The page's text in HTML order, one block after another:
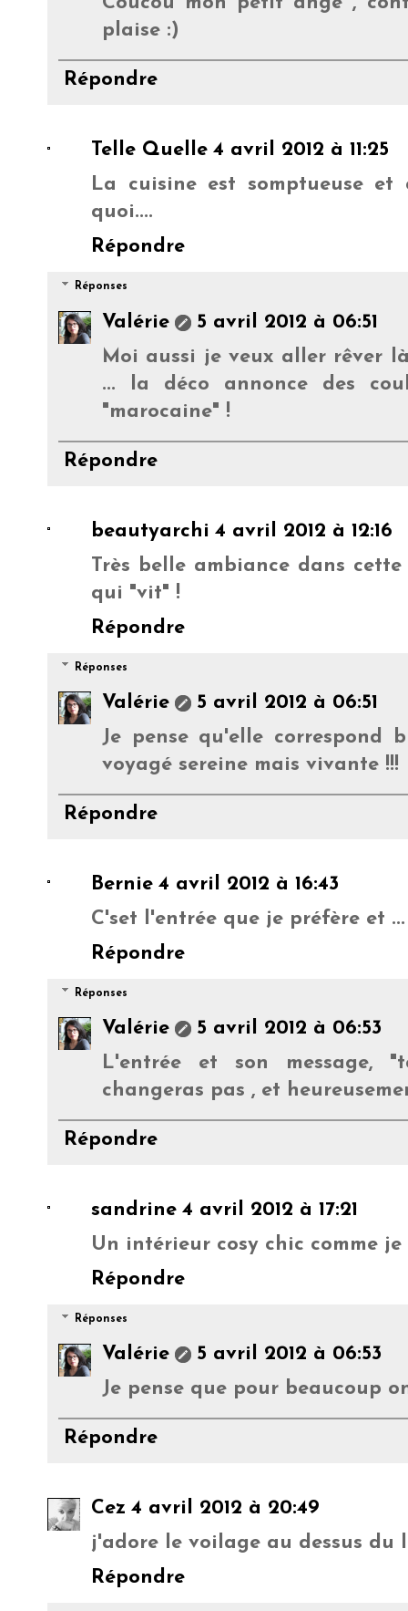
plaise :)
Répondre
Telle Quelle 4 avril 2012 à 11:25
La cuisine est somptueuse
quoi....
Répondre
Réponses
Valérie
5 avril 2012 à 06:51
Moi aussi je veux aller rêver
... la déco annonce des
"marocaine" !
Répondre
beautyarchi 4 avril 2012 à 12:16
Très belle ambiance dans
qui "vit" !
Répondre
Réponses
Valérie
5 avril 2012 à 06:51
Je pense qu'elle correspond
voyagé sereine mais vivante !!!
Répondre
Bernie 4 avril 2012 à 16:43
C'set l'entrée que je préfère et
Répondre
Réponses
Valérie
5 avril 2012 à 06:53
L'entrée et son message,
changeras pas , et
Répondre
sandrine 4 avril 2012 à 17:21
Un intérieur cosy chic comme je
Répondre
Réponses
Valérie
5 avril 2012 à 06:53
Je pense que pour beaucoup
Répondre
Cez 4 avril 2012 à 20:49
j'adore le voilage au dessus du
Répondre